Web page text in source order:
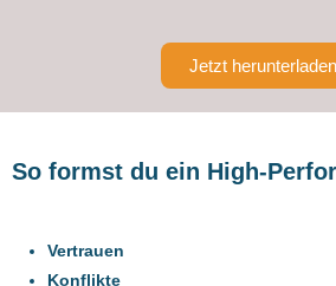
Jetzt
So formst du ein High-
Vertrauen
Konflikte